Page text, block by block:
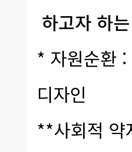
하고자 하
* 자원순환
디자인
**사회적 약